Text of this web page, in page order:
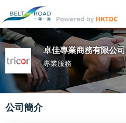
卓佳專業商務有限公司
專業服務
公司簡介